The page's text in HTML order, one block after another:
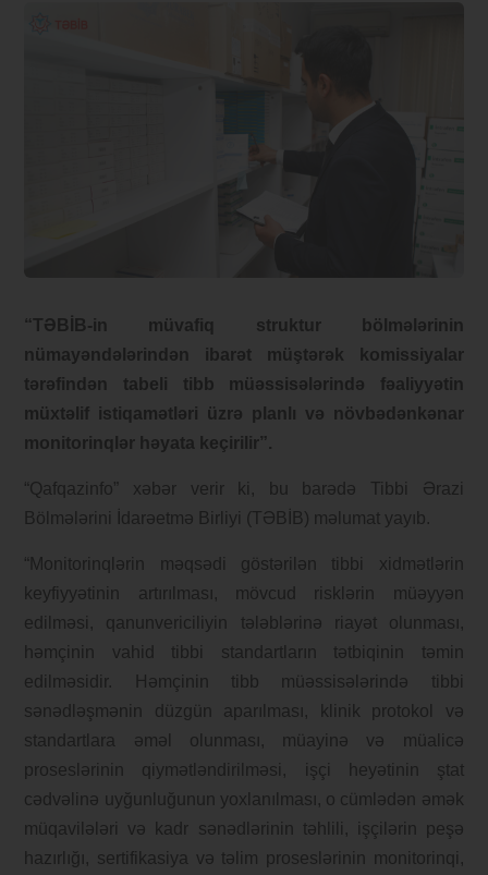
“TƏBİB-in müvafiq struktur bölmələrinin
nümayəndələrindən ibarət müştərək komissiyalar
tərəfindən tabeli tibb müəssisələrində fəaliyyətin
müxtəlif istiqamətləri üzrə planlı və növbədənkənar
monitorinqlər həyata keçirilir”.
“Qafqazinfo” xəbər verir ki, bu barədə Tibbi Ərazi
Bölmələrini İdarəetmə Birliyi (TƏBİB) məlumat yayıb.
“Monitorinqlərin məqsədi göstərilən tibbi xidmətlərin
keyfiyyətinin artırılması, mövcud risklərin müəyyən
edilməsi, qanunvericiliyin tələblərinə riayət olunması,
həmçinin vahid tibbi standartların tətbiqinin təmin
edilməsidir. Həmçinin tibb müəssisələrində tibbi
sənədləşmənin düzgün aparılması, klinik protokol və
standartlara əməl olunması, müayinə və müalicə
proseslərinin qiymətləndirilməsi, işçi heyətinin ştat
cədvəlinə uyğunluğunun yoxlanılması, o cümlədən əmək
müqavilələri və kadr sənədlərinin təhlili, işçilərin peşə
hazırlığı, sertifikasiya və təlim proseslərinin monitorinqi,